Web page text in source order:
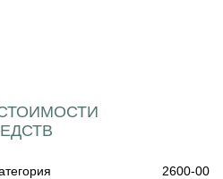
2600-00